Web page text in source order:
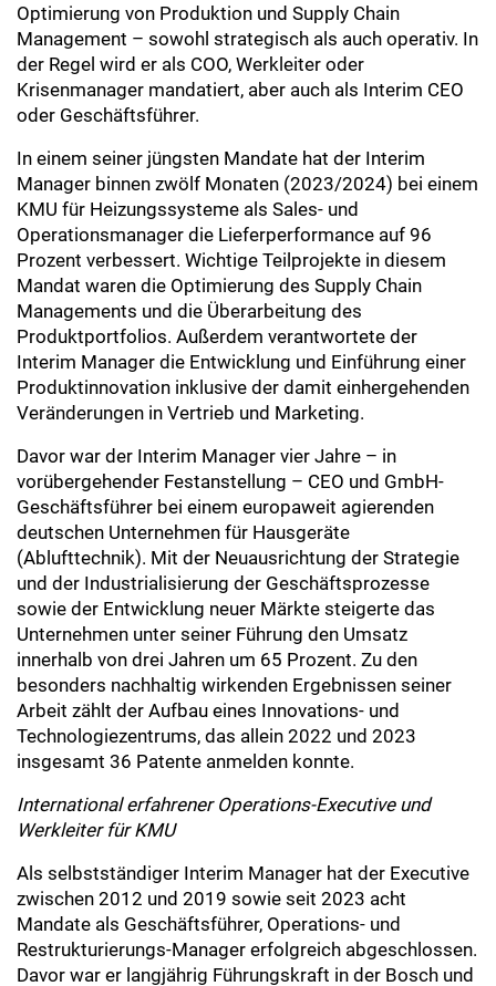
Optimierung von Produktion und Supply Chain
Management – sowohl strategisch als auch operativ. In
der Regel wird er als COO, Werkleiter oder
Krisenmanager mandatiert, aber auch als Interim CEO
oder Geschäftsführer.
In einem seiner jüngsten Mandate hat der Interim
Manager binnen zwölf Monaten (2023/2024) bei einem
KMU für Heizungssysteme als Sales- und
Operationsmanager die Lieferperformance auf 96
Prozent verbessert. Wichtige Teilprojekte in diesem
Mandat waren die Optimierung des Supply Chain
Managements und die Überarbeitung des
Produktportfolios. Außerdem verantwortete der
Interim Manager die Entwicklung und Einführung einer
Produktinnovation inklusive der damit einhergehenden
Veränderungen in Vertrieb und Marketing.
Davor war der Interim Manager vier Jahre – in
vorübergehender Festanstellung – CEO und GmbH-
Geschäftsführer bei einem europaweit agierenden
deutschen Unternehmen für Hausgeräte
(Ablufttechnik). Mit der Neuausrichtung der Strategie
und der Industrialisierung der Geschäftsprozesse
sowie der Entwicklung neuer Märkte steigerte das
Unternehmen unter seiner Führung den Umsatz
innerhalb von drei Jahren um 65 Prozent. Zu den
besonders nachhaltig wirkenden Ergebnissen seiner
Arbeit zählt der Aufbau eines Innovations- und
Technologiezentrums, das allein 2022 und 2023
insgesamt 36 Patente anmelden konnte.
International erfahrener Operations-Executive und
Werkleiter für KMU
Als selbstständiger Interim Manager hat der Executive
zwischen 2012 und 2019 sowie seit 2023 acht
Mandate als Geschäftsführer, Operations- und
Restrukturierungs-Manager erfolgreich abgeschlossen.
Davor war er langjährig Führungskraft in der Bosch und